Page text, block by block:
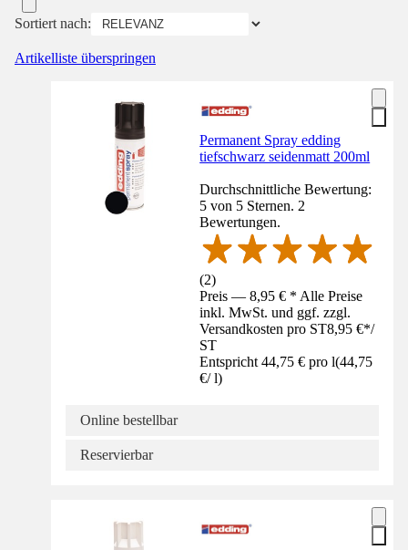
Sortiert nach:
Artikelliste überspringen
Permanent Spray edding
tiefschwarz seidenmatt 200ml
Durchschnittliche Bewertung:
5 von 5 Sternen. 2
Bewertungen.
(2)
Preis — 8,95 € * Alle Preise
inkl. MwSt. und ggf. zzgl.
Versandkosten pro ST8,95 €*/
ST
Entspricht 44,75 € pro l(44,75
€/ l)
Online bestellbar
Reservierbar